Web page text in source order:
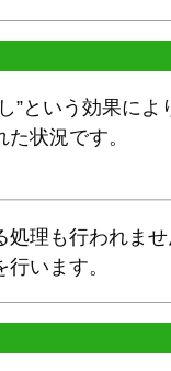
”という効果に
状況です。
理も行われませ
います。